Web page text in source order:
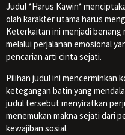
Judul *Harus Kawin*
olah karakter utama harus
Keterkaitan ini menjadi
melalui perjalanan emosional
pencarian arti cinta sejati.
Pilihan judul ini mencerminkan
ketegangan batin yang
judul tersebut menyiratkan
menemukan makna sejati dari
kewajiban sosial.